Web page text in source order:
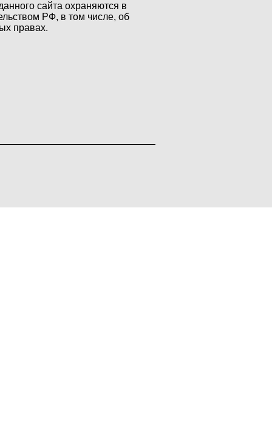
сайта охраняются в
РФ, в том числе, об
правах.